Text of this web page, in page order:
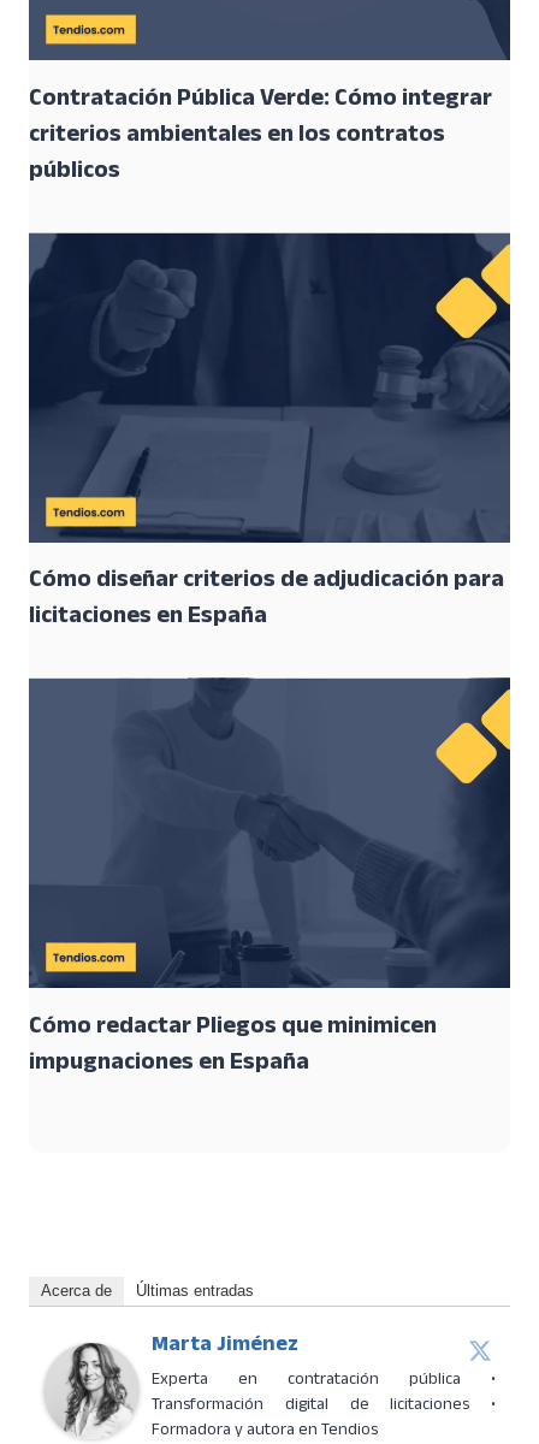
Contratación Pública Verde: Cómo integrar
criterios ambientales en los contratos
públicos
Cómo diseñar criterios de adjudicación para
licitaciones en España
Cómo redactar Pliegos que minimicen
impugnaciones en España
Acerca de Últimas entradas
Marta Jiménez
Experta en contratación pública •
Transformación digital de licitaciones •
Formadora y autora en Tendios